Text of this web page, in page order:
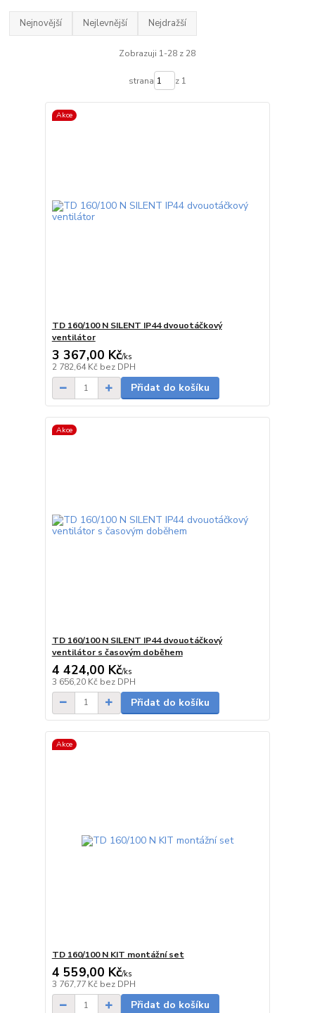
Nejnovější Nejlevnější Nejdražší
Zobrazuji 1-28 z 28
strana z 1
Akce
TD 160/100 N SILENT IP44 dvouotáčkový
ventilátor
3 367,00 Kč/ks
2 782,64 Kč bez DPH
Přidat do košíku
Akce
TD 160/100 N SILENT IP44 dvouotáčkový
ventilátor s časovým doběhem
4 424,00 Kč/ks
3 656,20 Kč bez DPH
Přidat do košíku
Akce
TD 160/100 N KIT montážní set
4 559,00 Kč/ks
3 767,77 Kč bez DPH
Přidat do košíku